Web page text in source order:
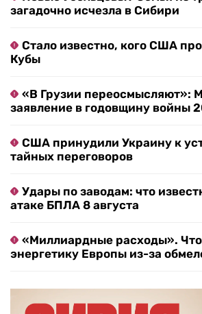
загадочно исчезла в Сибири
Стало известно, кого США
Кубы
«В Грузии переосмысляют»:
заявление в годовщину войны
США принудили Украину к
тайных переговоров
Удары по заводам: что
атаке БПЛА 8 августа
«Миллиардные расходы».
энергетику Европы из-за